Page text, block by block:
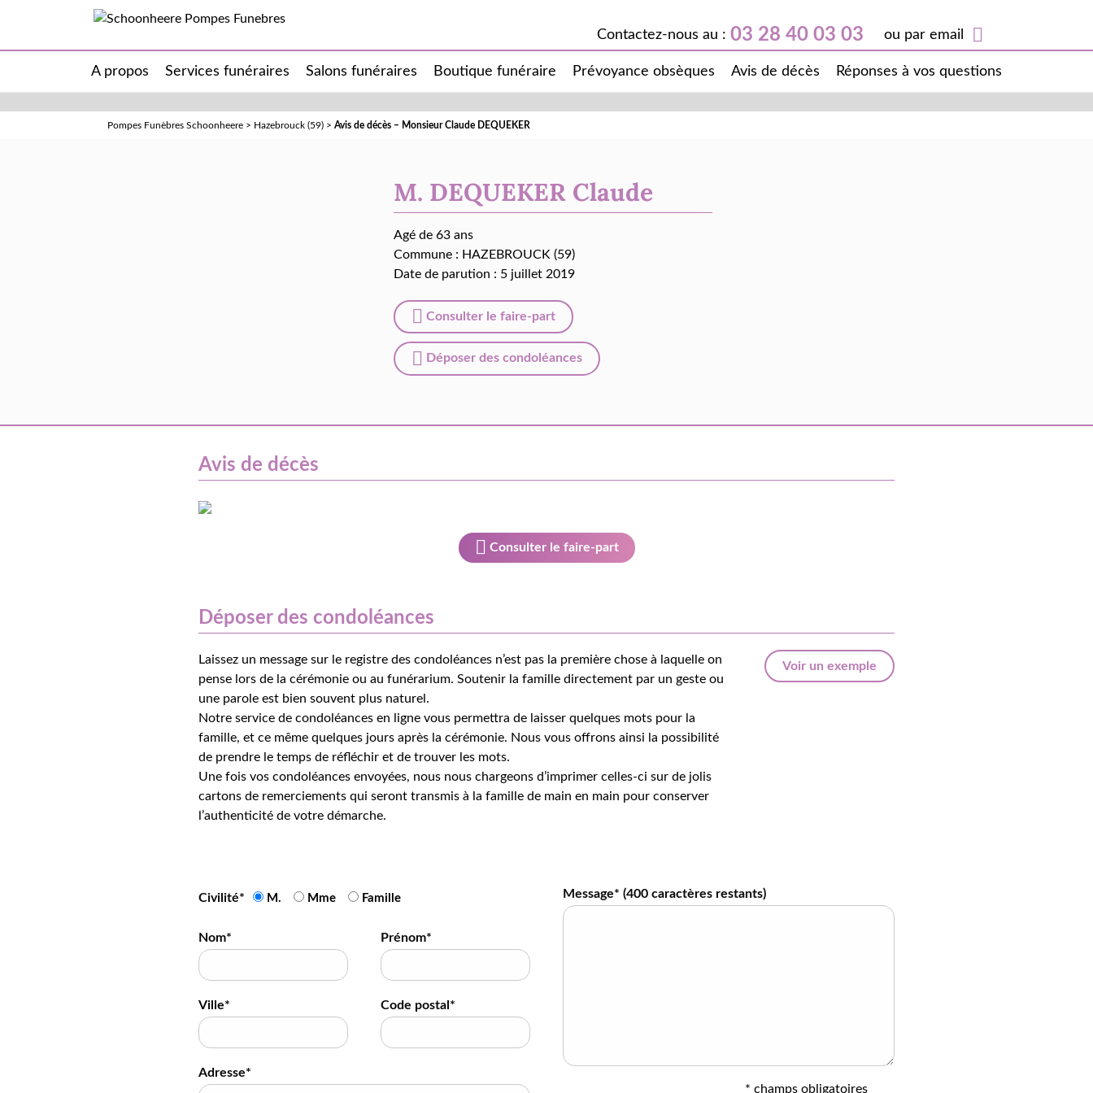
Contactez-nous au : 03 28 40 03 03 ou par email
A propos Services funéraires Salons funéraires Boutique funéraire Prévoyance obsèques Avis de décès Réponses à vos questions
Pompes Funèbres Schoonheere > Hazebrouck (59) > Avis de décès – Monsieur Claude DEQUEKER
M. DEQUEKER Claude
Agé de 63 ans
Commune : HAZEBROUCK (59)
Date de parution : 5 juillet 2019
Consulter le faire-part
Déposer des condoléances
Avis de décès
Consulter le faire-part
Déposer des condoléances
Laissez un message sur le registre des condoléances n’est pas la première chose à laquelle on
pense lors de la cérémonie ou au funérarium. Soutenir la famille directement par un geste ou
une parole est bien souvent plus naturel.
Notre service de condoléances en ligne vous permettra de laisser quelques mots pour la
famille, et ce même quelques jours après la cérémonie. Nous vous offrons ainsi la possibilité
de prendre le temps de réfléchir et de trouver les mots.
Une fois vos condoléances envoyées, nous nous chargeons d’imprimer celles-ci sur de jolis
cartons de remerciements qui seront transmis à la famille de main en main pour conserver
l’authenticité de votre démarche.
Voir un exemple
Civilité* M. Mme Famille
Nom* Prénom*
Ville* Code postal*
Adresse*
Message* (400 caractères restants)
* champs obligatoires